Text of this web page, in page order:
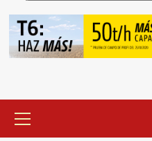
principal